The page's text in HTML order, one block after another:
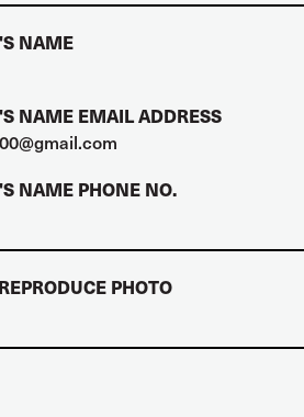
NAME
NAME EMAIL ADDRESS
NAME PHONE NO.
PHOTO